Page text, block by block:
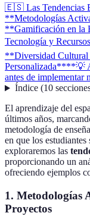
🇪🇸 Las Tendencias
**Metodologías
**Gamificación en la
Tecnología y
**Diversidad
Personalizada****💡
antes de implementar
Índice(10
El aprendizaje del
últimos años,
metodología de
en que los
exploraremos las
proporcionando un
ofreciendo ejemplos
1. Metodologías
Proyectos